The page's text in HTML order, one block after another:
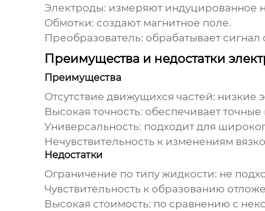
Электроды: измеряют индуцированное
Обмотки: создают магнитное поле.
Преобразователь: обрабатывает
Преимущества и недостатки
Преимущества
Отсутствие движущихся частей:
Высокая точность: обеспечивает
Универсальность: подходит для
Нечувствительность к изменениям
Недостатки
Ограничение по типу жидкости: не
Чувствительность к образованию
Высокая стоимость: по сравнению с